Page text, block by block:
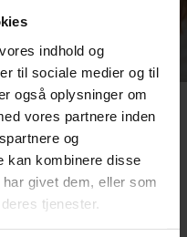
indhold og
til sociale medier og til
også oplysninger om
vores partnere inden
og
kan kombinere disse
givet dem, eller som
tjenester.
år? Her lærer
og
bestå